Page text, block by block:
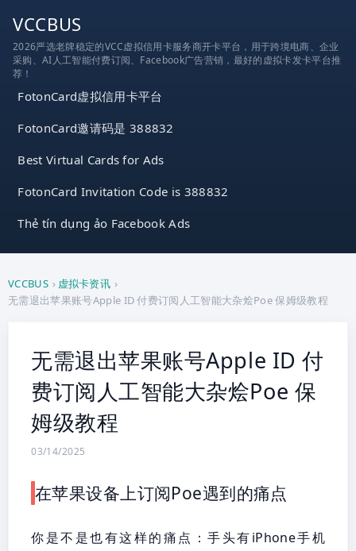
VCCBUS
2026严选老牌稳定的VCC虚拟信用卡服务商开卡平台，用于跨境电商、企业
采购、AI人工智能付费订阅、Facebook广告营销，最好的虚拟卡发卡平台推
荐！
FotonCard虚拟信用卡平台
FotonCard邀请码是 388832
Best Virtual Cards for Ads
FotonCard Invitation Code is 388832
Thẻ tín dụng ảo Facebook Ads
VCCBUS › 虚拟卡资讯 ›
无需退出苹果账号Apple ID 付费订阅人工智能大杂烩Poe 保姆级教程
无需退出苹果账号Apple ID 付
费订阅人工智能大杂烩Poe 保
姆级教程
03/14/2025
在苹果设备上订阅Poe遇到的痛点
你是不是也有这样的痛点：手头有iPhone手机